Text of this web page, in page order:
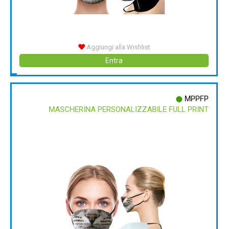
Aggiungi alla Wishlist
Entra
MPPFP
MASCHERINA PERSONALIZZABILE FULL PRINT